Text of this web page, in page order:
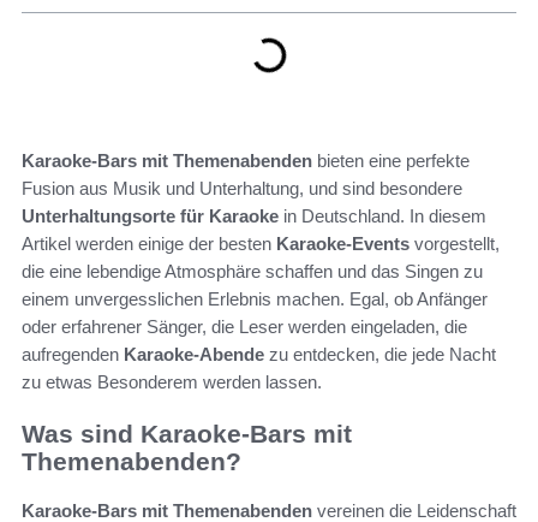
Karaoke-Bars mit Themenabenden bieten eine perfekte
Fusion aus Musik und Unterhaltung, und sind besondere
Unterhaltungsorte für Karaoke in Deutschland. In diesem
Artikel werden einige der besten Karaoke-Events vorgestellt,
die eine lebendige Atmosphäre schaffen und das Singen zu
einem unvergesslichen Erlebnis machen. Egal, ob Anfänger
oder erfahrener Sänger, die Leser werden eingeladen, die
aufregenden Karaoke-Abende zu entdecken, die jede Nacht
zu etwas Besonderem werden lassen.
Was sind Karaoke-Bars mit
Themenabenden?
Karaoke-Bars mit Themenabenden vereinen die Leidenschaft